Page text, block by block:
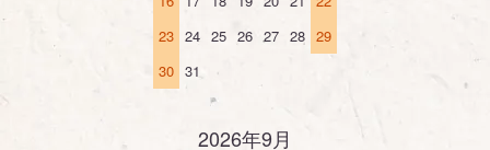
23 24 25 26 27 28 29
30 31
2026年9月